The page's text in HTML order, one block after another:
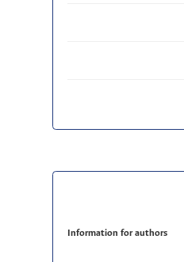
Information for authors